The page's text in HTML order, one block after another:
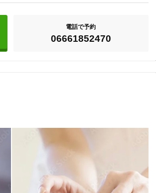
電話で予約
06661852470